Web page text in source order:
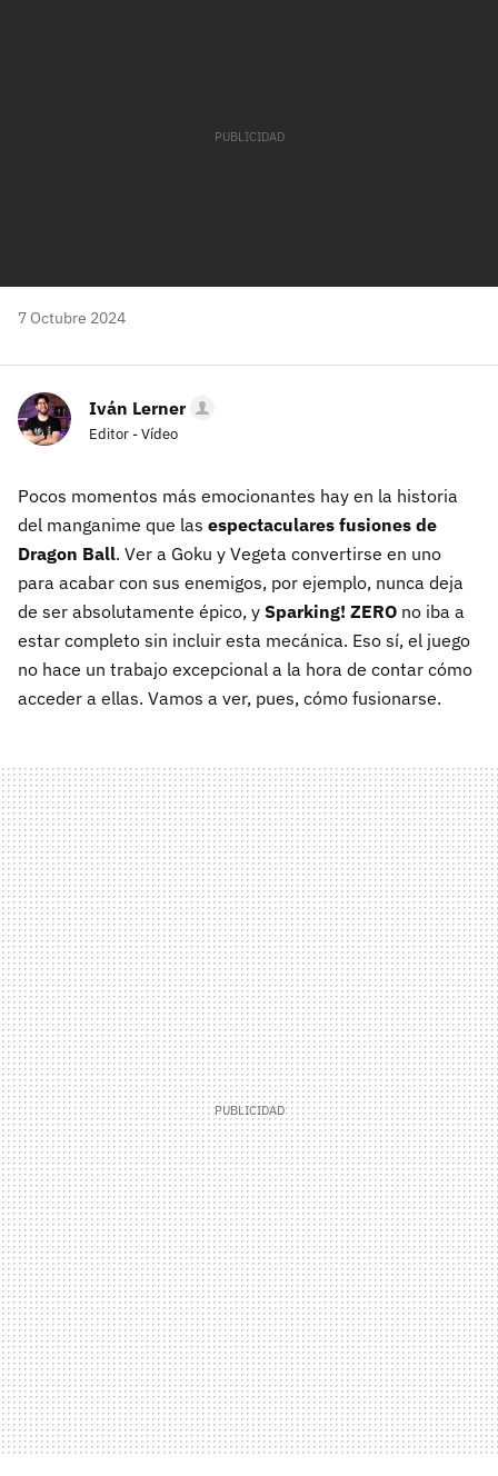
7 Octubre 2024
Iván Lerner
Editor - Vídeo
Pocos momentos más emocionantes hay en la historia
del manganime que las espectaculares fusiones de
Dragon Ball. Ver a Goku y Vegeta convertirse en uno
para acabar con sus enemigos, por ejemplo, nunca deja
de ser absolutamente épico, y Sparking! ZERO no iba a
estar completo sin incluir esta mecánica. Eso sí, el juego
no hace un trabajo excepcional a la hora de contar cómo
acceder a ellas. Vamos a ver, pues, cómo fusionarse.